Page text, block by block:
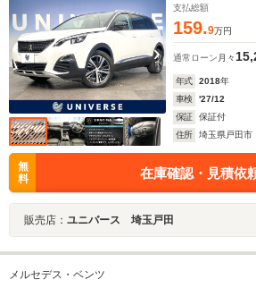
支払総額
159.9万円
通常ローン 月々
年式 2018年
車検
'27/12
保証
保証付
住所
埼玉県戸田市
無
料
在庫確認・見積依
販売店： ユニバース 埼玉戸田
メルセデス・ベンツ